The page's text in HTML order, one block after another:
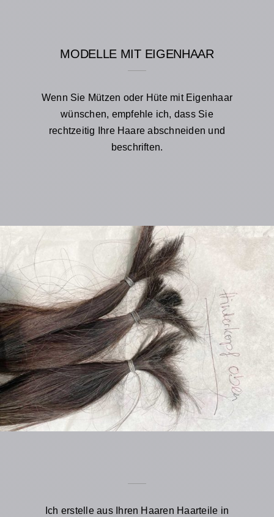
MODELLE MIT EIGENHAAR
Wenn Sie Mützen oder Hüte mit Eigenhaar
wünschen, empfehle ich, dass Sie
rechtzeitig Ihre Haare abschneiden und
beschriften.
Ich erstelle aus Ihren Haaren Haarteile in